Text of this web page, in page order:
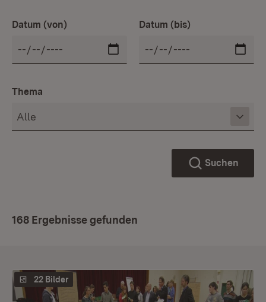
Datum (von) Datum (bis)
Thema
Suchen
168 Ergebnisse gefunden
22 Bilder